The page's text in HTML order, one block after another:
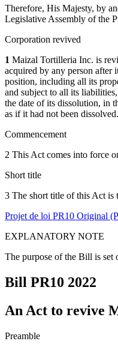
Therefore, His Majesty, by
Legislative Assembly of the
Corporation revived
1 Maizal Tortilleria Inc. is
acquired by any person after
position, including all its
and subject to all its
the date of its dissolution, in
as if it had not been dissolved.
Commencement
2 This Act comes into force
Short title
3 The short title of this Act is
Projet de loi PR10 Original
EXPLANATORY NOTE
The purpose of the Bill is set
Bill PR10 2022
An Act to revive
Preamble